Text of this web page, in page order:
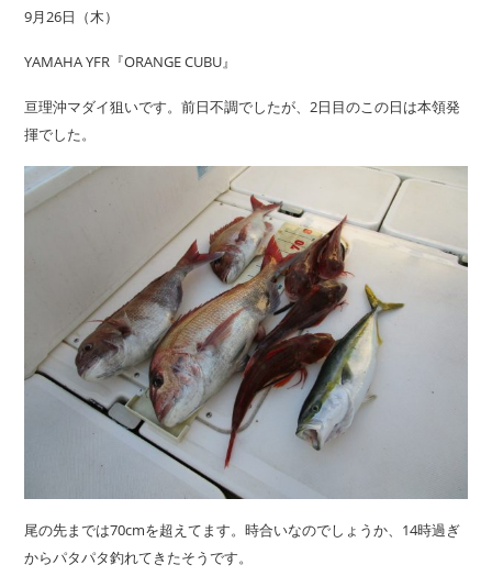
9月26日（木）
YAMAHA YFR『ORANGE CUBU』
亘理沖マダイ狙いです。前日不調でしたが、2日目のこの日は本領発
揮でした。
尾の先までは70cmを超えてます。時合いなのでしょうか、14時過ぎ
からパタパタ釣れてきたそうです。